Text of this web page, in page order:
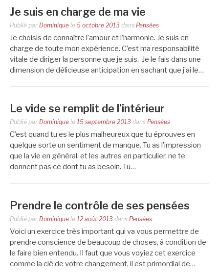
Je suis en charge de ma vie
Publié par Dominique le 5 octobre 2013 dans Pensées
Je choisis de connaître l’amour et l’harmonie. Je suis en
charge de toute mon expérience. C’est ma responsabilité
vitale de diriger la personne que je suis. Je le fais dans une
dimension de délicieuse anticipation en sachant que j’ai le…
Le vide se remplit de l’intérieur
Publié par Dominique le 15 septembre 2013 dans Pensées
C’est quand tu es le plus malheureux que tu éprouves en
quelque sorte un sentiment de manque. Tu as l’impression
que la vie en général, et les autres en particulier, ne te
donnent pas ce dont tu as besoin. Tu…
Prendre le contrôle de ses pensées
Publié par Dominique le 12 août 2013 dans Pensées
Voici un exercice très important qui va vous permettre de
prendre conscience de beaucoup de choses, à condition de
le faire bien entendu. Il faut que vous voyiez cet exercice
comme la clé de votre changement, il est primordial de…